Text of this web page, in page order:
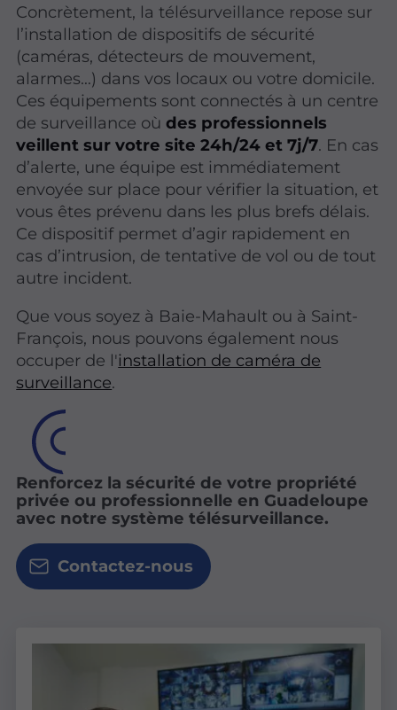
Concrètement, la télésurveillance repose sur
l’installation de dispositifs de sécurité
(caméras, détecteurs de mouvement,
alarmes…) dans vos locaux ou votre domicile.
Ces équipements sont connectés à un centre
de surveillance oùdes professionnels
veillent sur votre site 24h/24 et 7j/7. En cas
d’alerte, une équipe est immédiatement
envoyée sur place pour vérifier la situation, et
vous êtes prévenu dans les plus brefs délais.
Ce dispositif permet d’agir rapidement en
cas d’intrusion, de tentative de vol ou de tout
autre incident.
Que vous soyez à Baie-Mahault ou à Saint-
François, nous pouvons également nous
occuper de l'installation de caméra de
surveillance.
Renforcez la sécurité de votre propriété
privée ou professionnelle en Guadeloupe
avec notre système télésurveillance.
Contactez-nous